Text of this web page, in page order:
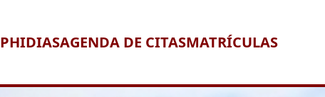
PHIDIASAGENDA DE CITASMATRÍCULAS